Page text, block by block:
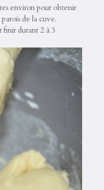
environ pour obtenir
de la cuve.
finir durant 2 à 3